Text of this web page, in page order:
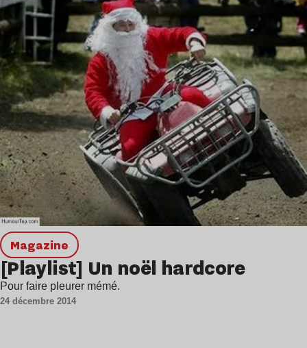
magazine
[Playlist] Un noël hardcore
Pour faire pleurer mémé.
24 décembre 2014